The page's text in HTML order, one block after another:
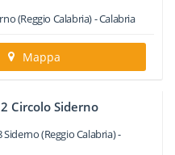
(Reggio Calabria) -Calabria
Mappa
Circolo Siderno
Siderno(Reggio Calabria) -